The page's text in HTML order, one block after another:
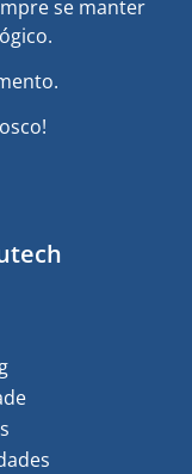
se manter